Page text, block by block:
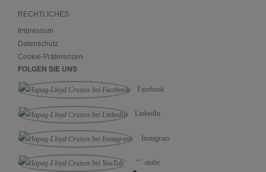
RECHTLICHES
Impressum
Datenschutz
Cookie-Präferenzen
FOLGEN SIE UNS
Facebook
LinkedIn
Instagram
Youtube